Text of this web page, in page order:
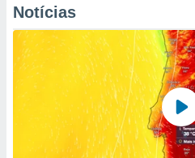
Notícias